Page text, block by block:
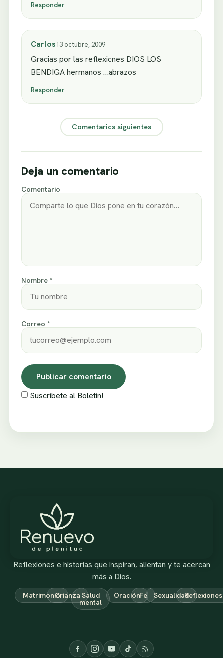
Responder
Carlos13 octubre, 2009
Gracias por las reflexiones DIOS LOS
BENDIGA hermanos …abrazos
Responder
Comentarios siguientes
Deja un comentario
Comentario
Nombre *
Correo *
Suscríbete al Boletín!
Reflexiones e historias que inspiran, alientan y te acercan
más a Dios.
MatrimonioCrianza Salud
mental
OraciónFe SexualidadReflexiones